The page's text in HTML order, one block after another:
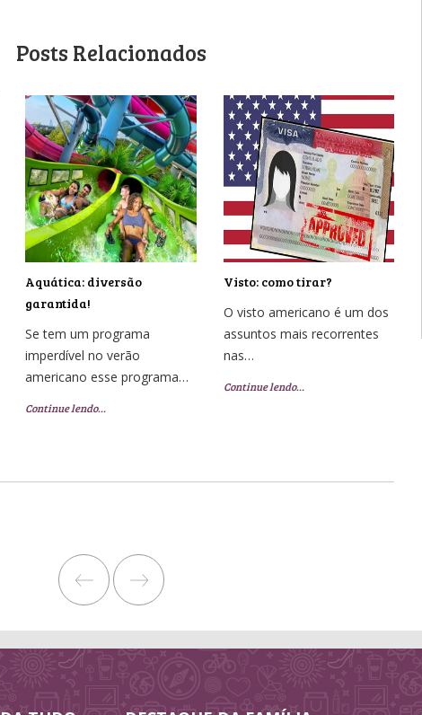
Posts Relacionados
Aquática: diversão
garantida!
Se tem um programa
imperdível no verão
americano esse programa…
Continue lendo…
Visto: como tirar?
O visto americano é um dos
assuntos mais recorrentes
nas…
Continue lendo…